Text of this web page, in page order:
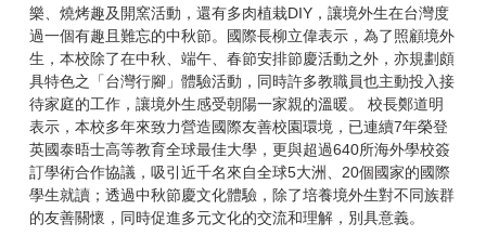
樂、燒烤趣及開窯活動，還有多肉植栽DIY，讓境外生在台灣度
過一個有趣且難忘的中秋節。國際長柳立偉表示，為了照顧境外
生，本校除了在中秋、端午、春節安排節慶活動之外，亦規劃頗
具特色之「台灣行腳」體驗活動，同時許多教職員也主動投入接
待家庭的工作，讓境外生感受朝陽一家親的溫暖。 校長鄭道明
表示，本校多年來致力營造國際友善校園環境，已連續7年榮登
英國泰晤士高等教育全球最佳大學，更與超過640所海外學校簽
訂學術合作協議，吸引近千名來自全球5大洲、20個國家的國際
學生就讀；透過中秋節慶文化體驗，除了培養境外生對不同族群
的友善關懷，同時促進多元文化的交流和理解，別具意義。